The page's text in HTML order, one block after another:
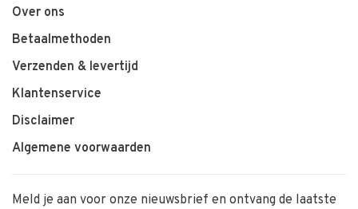
Over ons
Betaalmethoden
Verzenden & levertijd
Klantenservice
Disclaimer
Algemene voorwaarden
Meld je aan voor onze nieuwsbrief en ontvang de laatste